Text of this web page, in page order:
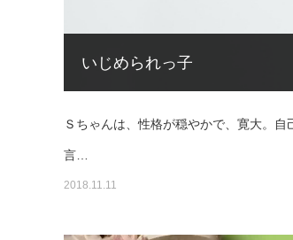
いじめられっ子
Ｓちゃんは、性格が穏やかで、寛大。
言…
2018.11.11